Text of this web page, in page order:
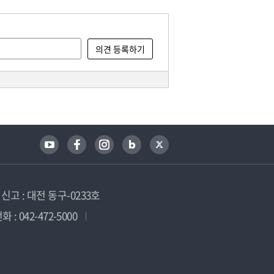
고 : 대전 동구-0233호
: 042-472-5000